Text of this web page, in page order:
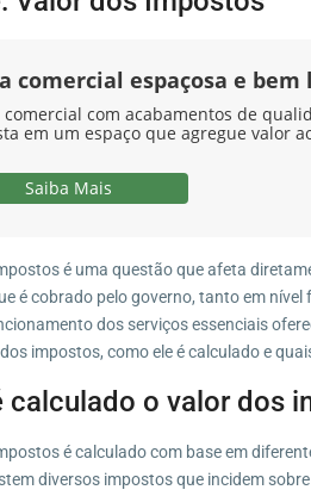
comercial espaçosa e
comercial com acabamentos de
em um espaço que agregue valor
Saiba Mais
é uma questão que afeta
é cobrado pelo governo, tanto em
dos serviços essenciais
impostos, como ele é calculado e
calculado o valor dos
é calculado com base em
diversos impostos que incidem